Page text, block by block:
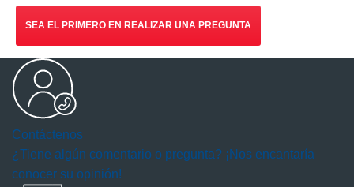
SEA EL PRIMERO EN REALIZAR UNA PREGUNTA
Contáctenos
¿Tiene algún comentario o pregunta? ¡Nos encantaría
conocer su opinión!